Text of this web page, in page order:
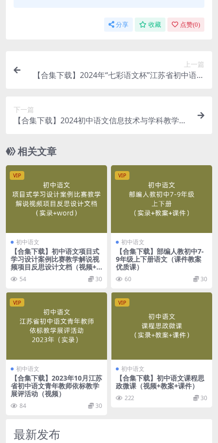
分享 收藏 点赞(0)
上一篇
【合集下载】2024年“七彩语文杯”江苏省初中语文
下一篇
【合集下载】2024初中语文信息技术与学科教学深
相关文章
VIP
初中语文
【合集下载】初中语文项目式
学习设计案例比赛教学解说视
频项目反思设计文档（视频+w
54 30
VIP
初中语文
【合集下载】部编人教初中7-
9年级上下册语文（课件教案
优质课）
60 30
VIP
初中语文
【合集下载】2023年10月江苏
省初中语文青年教师依标教学
展评活动（视频）
84 30
VIP
初中语文
【合集下载】初中语文课程思
政微课（视频+教案+课件）
222 30
最新发布